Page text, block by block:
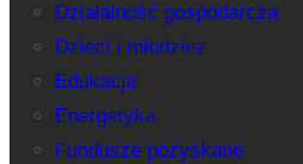
Działalność gospodarcza
Dzieci i młodzież
Edukacja
Energetyka
Fundusze pozyskane